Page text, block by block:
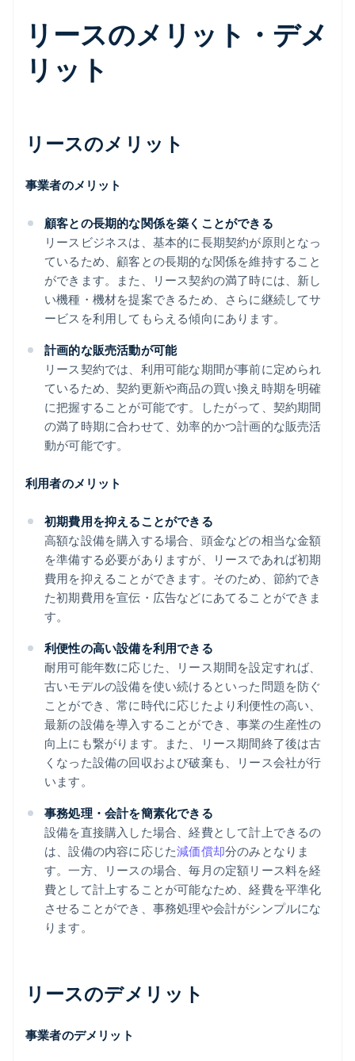
リースのメリット・デメ
リット
リースのメリット
事業者のメリット
顧客との長期的な関係を築くことができる
リースビジネスは、基本的に長期契約が原則となっ
ているため、顧客との長期的な関係を維持すること
ができます。また、リース契約の満了時には、新し
い機種・機材を提案できるため、さらに継続してサ
ービスを利用してもらえる傾向にあります。
計画的な販売活動が可能
リース契約では、利用可能な期間が事前に定められ
ているため、契約更新や商品の買い換え時期を明確
に把握することが可能です。したがって、契約期間
の満了時期に合わせて、効率的かつ計画的な販売活
動が可能です。
利用者のメリット
初期費用を抑えることができる
高額な設備を購入する場合、頭金などの相当な金額
を準備する必要がありますが、リースであれば初期
費用を抑えることができます。そのため、節約でき
た初期費用を宣伝・広告などにあてることができま
す。
利便性の高い設備を利用できる
耐用可能年数に応じた、リース期間を設定すれば、
古いモデルの設備を使い続けるといった問題を防ぐ
ことができ、常に時代に応じたより利便性の高い、
最新の設備を導入することができ、事業の生産性の
向上にも繋がります。また、リース期間終了後は古
くなった設備の回収および破棄も、リース会社が行
います。
事務処理・会計を簡素化できる
設備を直接購入した場合、経費として計上できるの
は、設備の内容に応じた減価償却分のみとなりま
す。一方、リースの場合、毎月の定額リース料を経
費として計上することが可能なため、経費を平準化
させることができ、事務処理や会計がシンプルにな
ります。
リースのデメリット
事業者のデメリット